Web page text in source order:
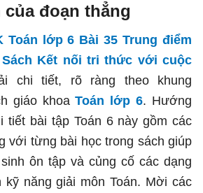
của đoạn thẳng
Toán lớp 6 Bài 35 Trung điểm
Kết nối tri thức với cuộc
chi tiết, rõ ràng theo khung
giáo khoa Toán lớp 6. Hướng
tiết bài tập Toán 6 này gồm các
với từng bài học trong sách giúp
ôn tập và củng cố các dạng
kỹ năng giải môn Toán. Mời các